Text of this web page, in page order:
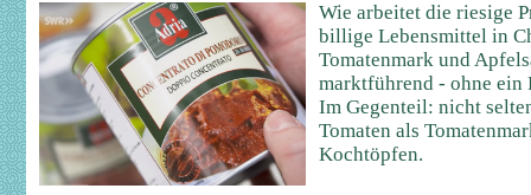
Wie arbeitet die riesige
billige Lebensmittel in
Tomatenmark und
marktführend - ohne
Im Gegenteil: nicht
Tomaten als
Kochtöpfen.